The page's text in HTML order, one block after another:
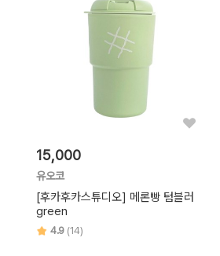
15,000
유오코
[후카후카스튜디오] 메론빵 텀블러
green
4.9 (14)